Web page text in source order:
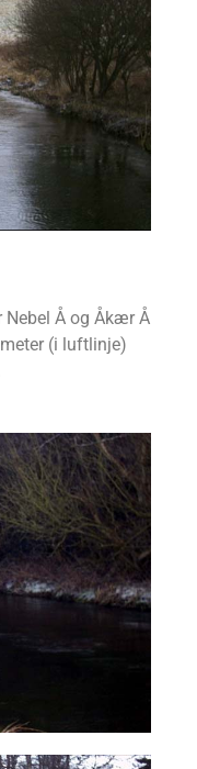
Nebel Å og Åkær Å
(i luftlinje)